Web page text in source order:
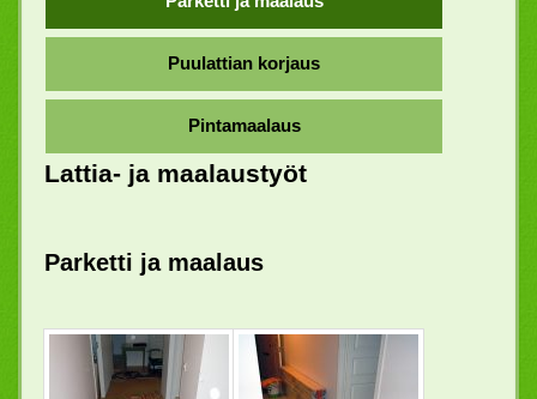
Puulattian korjaus
Pintamaalaus
Lattia- ja maalaustyöt
Parketti ja maalaus